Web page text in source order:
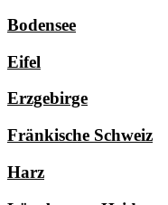
Bodensee
Eifel
Erzgebirge
Fränkische Schweiz
Harz